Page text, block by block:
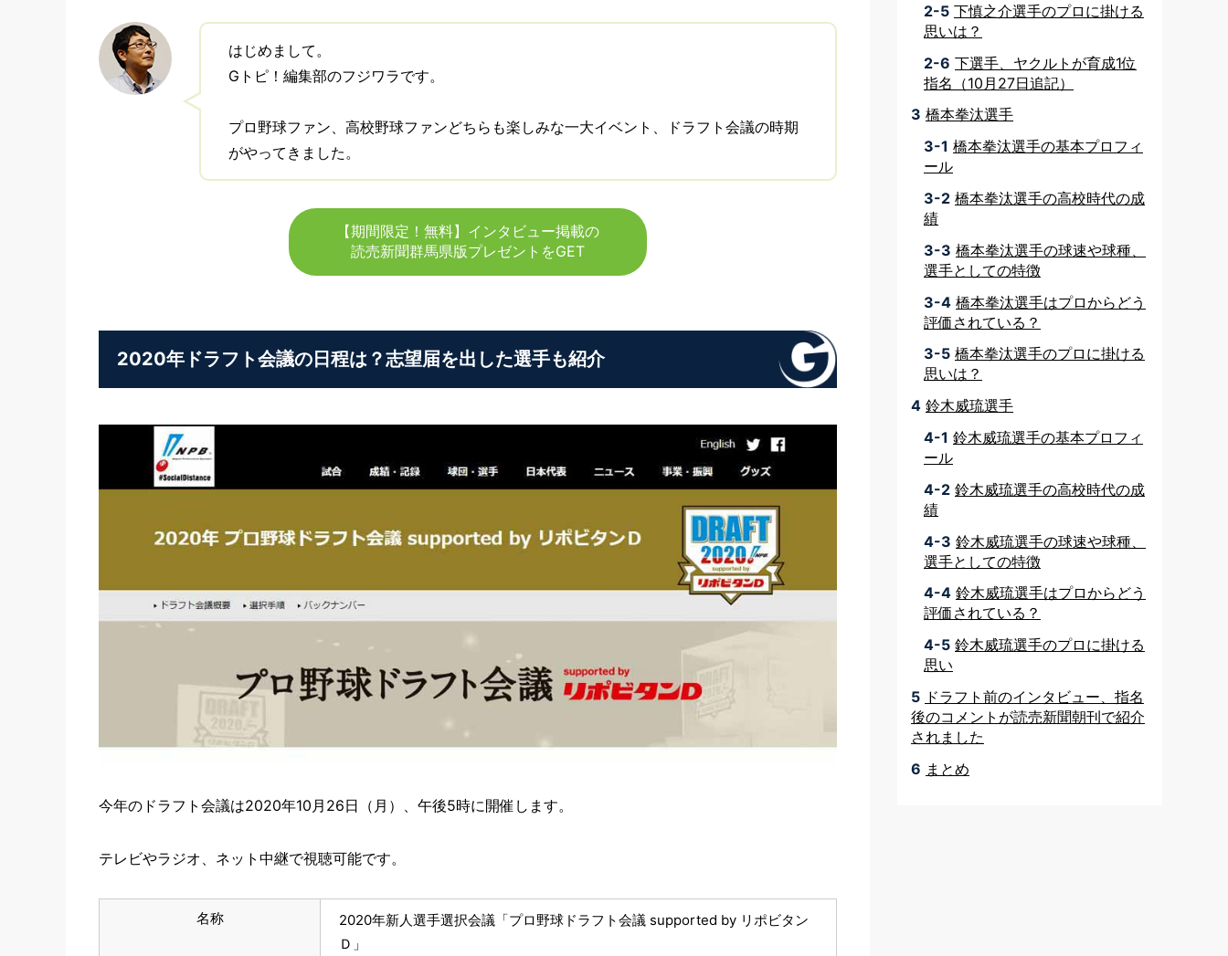
はじめまして。
Gトピ！編集部のフジワラです。
プロ野球ファン、高校野球ファンどちらも楽しみな一大イベント、ドラフト会議の時期
がやってきました。
【期間限定！無料】インタビュー掲載の
読売新聞群馬県版プレゼントをGET
2020年ドラフト会議の日程は？志望届を出した選手も紹介
今年のドラフト会議は2020年10月26日（月）、午後5時に開催します。
テレビやラジオ、ネット中継で視聴可能です。
名称
2020年新人選手選択会議「プロ野球ドラフト会議 supported by リポビタン
Ｄ」
2-5 下慎之介選手のプロに掛ける
思いは？
2-6 下選手、ヤクルトが育成1位
指名（10月27日追記）
3 橋本拳汰選手
3-1 橋本拳汰選手の基本プロフィ
ール
3-2 橋本拳汰選手の高校時代の成
績
3-3 橋本拳汰選手の球速や球種、
選手としての特徴
3-4 橋本拳汰選手はプロからどう
評価されている？
3-5 橋本拳汰選手のプロに掛ける
思いは？
4 鈴木威琉選手
4-1 鈴木威琉選手の基本プロフィ
ール
4-2 鈴木威琉選手の高校時代の成
績
4-3 鈴木威琉選手の球速や球種、
選手としての特徴
4-4 鈴木威琉選手はプロからどう
評価されている？
4-5 鈴木威琉選手のプロに掛ける
思い
5 ドラフト前のインタビュー、指名
後のコメントが読売新聞朝刊で紹介
されました
6 まとめ